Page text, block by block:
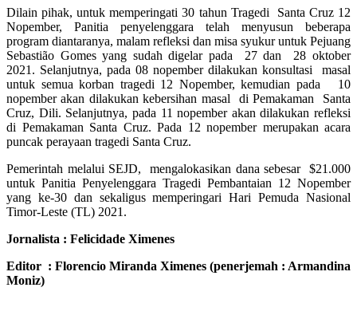
Dilain pihak, untuk memperingati 30 tahun Tragedi Santa Cruz 12
Nopember, Panitia penyelenggara telah menyusun beberapa
program diantaranya, malam refleksi dan misa syukur untuk Pejuang
Sebastião Gomes yang sudah digelar pada 27 dan 28 oktober
2021. Selanjutnya, pada 08 nopember dilakukan konsultasi masal
untuk semua korban tragedi 12 Nopember, kemudian pada 10
nopember akan dilakukan kebersihan masal di Pemakaman Santa
Cruz, Dili. Selanjutnya, pada 11 nopember akan dilakukan refleksi
di Pemakaman Santa Cruz. Pada 12 nopember merupakan acara
puncak perayaan tragedi Santa Cruz.
Pemerintah melalui SEJD, mengalokasikan dana sebesar $21.000
untuk Panitia Penyelenggara Tragedi Pembantaian 12 Nopember
yang ke-30 dan sekaligus memperingari Hari Pemuda Nasional
Timor-Leste (TL) 2021.
Jornalista : Felicidade Ximenes
Editor : Florencio Miranda Ximenes (penerjemah : Armandina
Moniz)